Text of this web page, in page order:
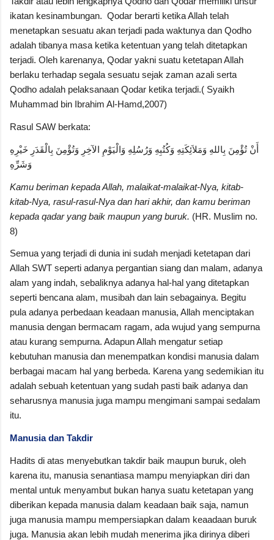
ikatan kesinambungan. Qodar berarti ketika Allah telah
menetapkan sesuatu akan terjadi pada waktunya dan Qodho
adalah tibanya masa ketika ketentuan yang telah ditetapkan
terjadi. Oleh karenanya, Qodar yakni suatu ketetapan Allah
berlaku terhadap segala sesuatu sejak zaman azali serta
Qodho adalah pelaksanaan Qodar ketika terjadi.( Syaikh
Muhammad bin Ibrahim Al-Hamd,2007)
Rasul SAW berkata:
أَنْ تُؤْمِنَ بِاللهِ وَمَلاَئِكَتِهِ وَكُتُبِهِ وَرُسُلِهِ وَالْيَوْمِ الآخِرِ وَتُؤْمِنَ بِالْقَدَرِ خَيْرِهِ
وَشَرِّهِ
Kamu beriman kepada Allah, malaikat-malaikat-Nya, kitab-
kitab-Nya, rasul-rasul-Nya dan hari akhir, dan kamu beriman
kepada qadar yang baik maupun yang buruk. (HR. Muslim no.
8)
Semua yang terjadi di dunia ini sudah menjadi ketetapan dari
Allah SWT seperti adanya pergantian siang dan malam, adanya
alam yang indah, sebaliknya adanya hal-hal yang ditetapkan
seperti bencana alam, musibah dan lain sebagainya. Begitu
pula adanya perbedaan keadaan manusia, Allah menciptakan
manusia dengan bermacam ragam, ada wujud yang sempurna
atau kurang sempurna. Adapun Allah mengatur setiap
kebutuhan manusia dan menempatkan kondisi manusia dalam
berbagai macam hal yang berbeda. Karena yang sedemikian itu
adalah sebuah ketentuan yang sudah pasti baik adanya dan
seharusnya manusia juga mampu mengimani sampai sedalam
itu.
Manusia dan Takdir
Hadits di atas menyebutkan takdir baik maupun buruk, oleh
karena itu, manusia senantiasa mampu menyiapkan diri dan
mental untuk menyambut bukan hanya suatu ketetapan yang
diberikan kepada manusia dalam keadaan baik saja, namun
juga manusia mampu mempersiapkan dalam keaadaan buruk
juga. Manusia akan lebih mudah menerima jika dirinya diberi